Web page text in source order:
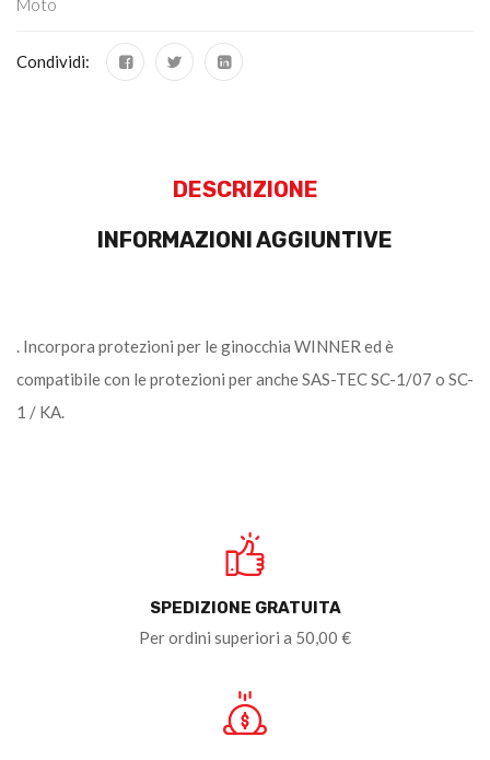
Moto
Condividi:
DESCRIZIONE
INFORMAZIONI AGGIUNTIVE
. Incorpora protezioni per le ginocchia WINNER ed è
compatibile con le protezioni per anche SAS-TEC SC-1/07 o SC-
1 / KA.
SPEDIZIONE GRATUITA
Per ordini superiori a 50,00 €